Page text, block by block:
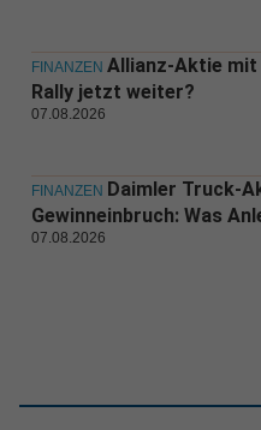
FINANZEN Allianz-Aktie mit
Rally jetzt weiter?
07.08.2026
FINANZEN Daimler Truck-
Gewinneinbruch: Was
07.08.2026